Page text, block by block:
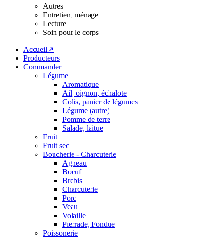
Autres
Entretien, ménage
Lecture
Soin pour le corps
Accueil↗
Producteurs
Commander
Légume
Aromatique
Ail, oignon, échalote
Colis, panier de légumes
Légume (autre)
Pomme de terre
Salade, laitue
Fruit
Fruit sec
Boucherie - Charcuterie
Agneau
Boeuf
Brebis
Charcuterie
Porc
Veau
Volaille
Pierrade, Fondue
Poissonerie